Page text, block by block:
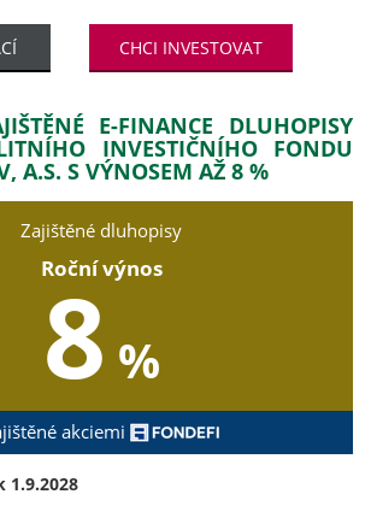
CHCI INVESTOVAT
E-FINANCE DLUHOPISY
INVESTIČNÍHO FONDU
A.S. S VÝNOSEM AŽ 8 %
Zajištěné dluhopisy
Roční výnos
8 %
akciemi
1.9.2028